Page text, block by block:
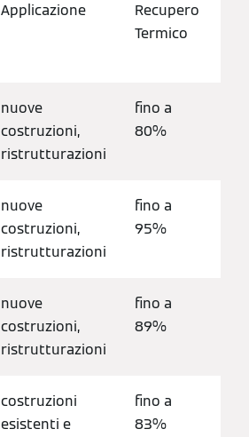
Applicazione
Recupero
Termico
nuove
costruzioni,
ristrutturazioni
fino a
80%
nuove
costruzioni,
ristrutturazioni
fino a
95%
nuove
costruzioni,
ristrutturazioni
fino a
89%
costruzioni
esistenti e
fino a
83%